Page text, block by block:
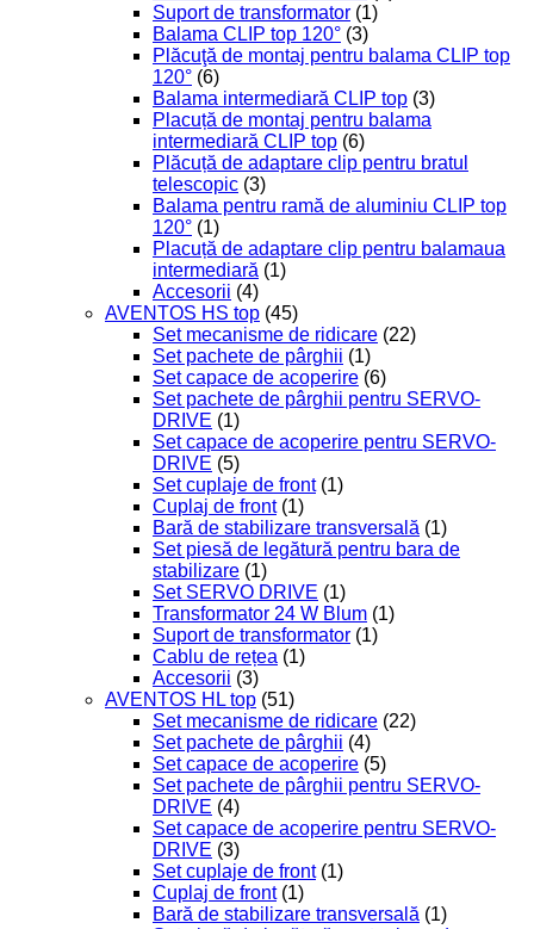
Suport de transformator (1)
Balama CLIP top 120° (3)
Plăcuţă de montaj pentru balama CLIP top
120° (6)
Balama intermediară CLIP top (3)
Placuță de montaj pentru balama
intermediară CLIP top (6)
Plăcuță de adaptare clip pentru bratul
telescopic (3)
Balama pentru ramă de aluminiu CLIP top
120° (1)
Placuță de adaptare clip pentru balamaua
intermediară (1)
Accesorii (4)
AVENTOS HS top (45)
Set mecanisme de ridicare (22)
Set pachete de pârghii (1)
Set capace de acoperire (6)
Set pachete de pârghii pentru SERVO-
DRIVE (1)
Set capace de acoperire pentru SERVO-
DRIVE (5)
Set cuplaje de front (1)
Cuplaj de front (1)
Bară de stabilizare transversală (1)
Set piesă de legătură pentru bara de
stabilizare (1)
Set SERVO DRIVE (1)
Transformator 24 W Blum (1)
Suport de transformator (1)
Cablu de rețea (1)
Accesorii (3)
AVENTOS HL top (51)
Set mecanisme de ridicare (22)
Set pachete de pârghii (4)
Set capace de acoperire (5)
Set pachete de pârghii pentru SERVO-
DRIVE (4)
Set capace de acoperire pentru SERVO-
DRIVE (3)
Set cuplaje de front (1)
Cuplaj de front (1)
Bară de stabilizare transversală (1)